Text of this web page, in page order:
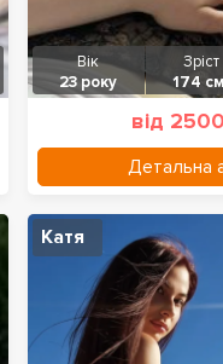
Вік
23 року
Зріст
174
від
Детальна
Катя